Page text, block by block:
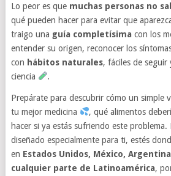
Lo peor es que muchas personas no
qué pueden hacer para evitar que
traigo una guía completísima con los
entender su origen, reconocer los
con hábitos naturales, fáciles de seguir
ciencia
.
Prepárate para descubrir cómo un simple
tu mejor medicina
, qué alimentos
hacer si ya estás sufriendo este problema.
diseñado especialmente para ti, estés
en Estados Unidos, México,
cualquier parte de Latinoamérica,